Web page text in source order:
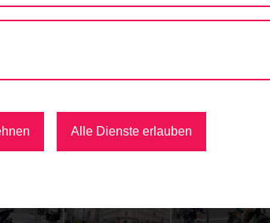
Mariahilfer Straße und Lehargasse
Alle Dienste erlauben